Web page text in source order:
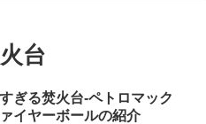
台
ぎる焚火台-ペトロマック
イヤーボールの紹介